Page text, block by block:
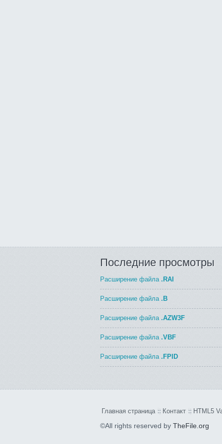
Последние просмотры
Расширение файла .RAI
Расширение файла .B
Расширение файла .AZW3F
Расширение файла .VBF
Расширение файла .FPID
Главная страница Контакт HTML5
©All rights reserved by TheFile.org